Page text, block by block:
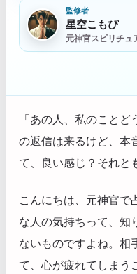
監修者
星空こもぴ
元神官スピリチュ
「あの人、私のこと
の返信は来るけど、本
て、良い感じ？それと
こんにちは、元神官で
な人の気持ちって、知
ないものですよね。相
て、心が疲れてしまう